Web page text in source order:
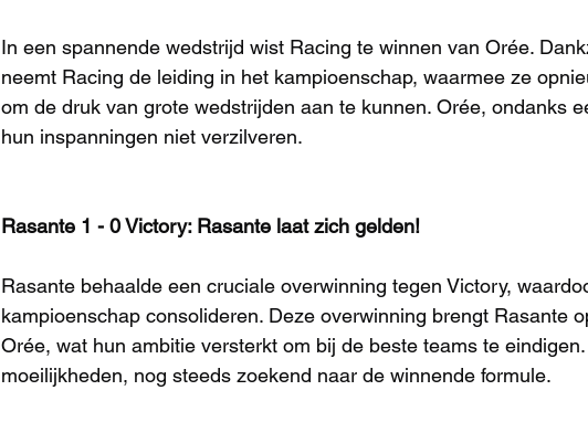
In een spannende wedstrijd wist Racing te winnen van Orée.
neemt Racing de leiding in het kampioenschap, waarmee ze
om de druk van grote wedstrijden aan te kunnen. Orée, ondanks
hun inspanningen niet verzilveren.
Rasante 1 - 0 Victory: Rasante laat zich gelden!
Rasante behaalde een cruciale overwinning tegen Victory,
kampioenschap consolideren. Deze overwinning brengt Rasante
Orée, wat hun ambitie versterkt om bij de beste teams te
moeilijkheden, nog steeds zoekend naar de winnende formule.